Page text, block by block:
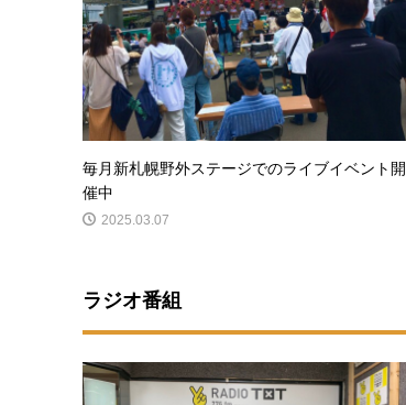
毎月新札幌野外ステージでのライブイベント開
催中
2025.03.07
ラジオ番組